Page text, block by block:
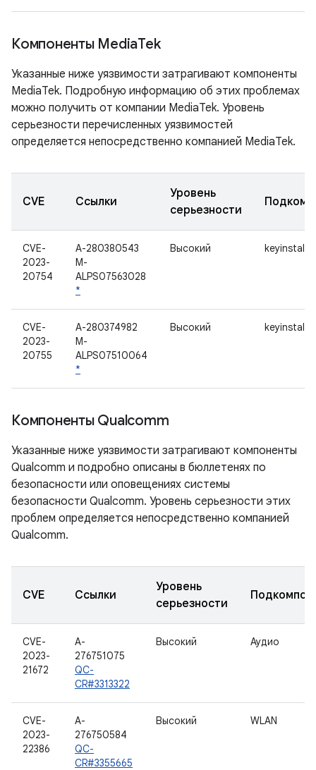
Компоненты MediaTek
Указанные ниже уязвимости затрагивают компоненты
MediaTek. Подробную информацию об этих проблемах
можно получить от компании MediaTek. Уровень
серьезности перечисленных уязвимостей
определяется непосредственно компанией MediaTek.
CVE Ссылки
Уровень
серьезности
CVE-
2023-
20754
A-280380543
M-
ALPS07563028
*
Высокий keyinstall
CVE-
2023-
20755
A-280374982
M-
ALPS07510064
*
Высокий keyinstall
Компоненты Qualcomm
Указанные ниже уязвимости затрагивают компоненты
Qualcomm и подробно описаны в бюллетенях по
безопасности или оповещениях системы
безопасности Qualcomm. Уровень серьезности этих
проблем определяется непосредственно компанией
Qualcomm.
CVE Ссылки
Уровень
серьезности
CVE-
2023-
21672
A-
276751075
QC-
CR#3313322
Высокий Аудио
CVE-
2023-
22386
A-
276750584
QC-
CR#3355665
Высокий WLAN